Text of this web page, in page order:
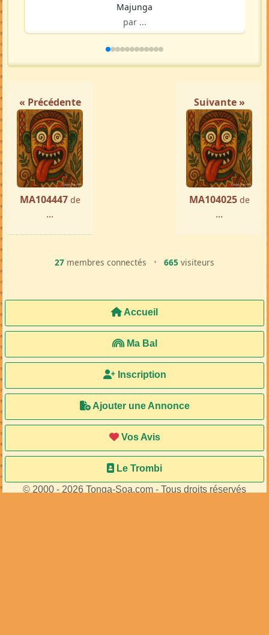
Majunga
par ...
« Précédente
MA104447 de
...
Suivante »
MA104025 de
...
27 membres connectés • 665 visiteurs
Accueil
Ma Bal
Inscription
Ajouter une Annonce
Vos Avis
Le Trombi
© 2000 - 2026 Tonga-Soa.com - Tous droits réservés